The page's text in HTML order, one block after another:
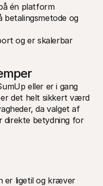
én platform
betalingsmetode og
og er skalerbar
eller er i gang
er det helt sikkert værd
da valget af
direkte betydning for
er ligetil og kræver